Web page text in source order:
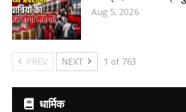
Aug 5, 2026
PREV NEXT 1 of 763
धार्मिक